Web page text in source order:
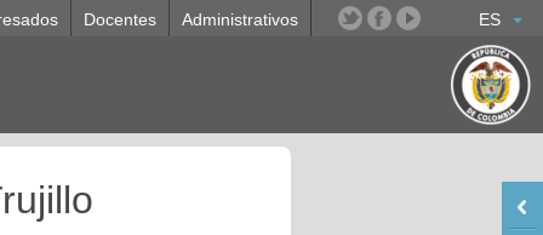
ES
Docentes Administrativos